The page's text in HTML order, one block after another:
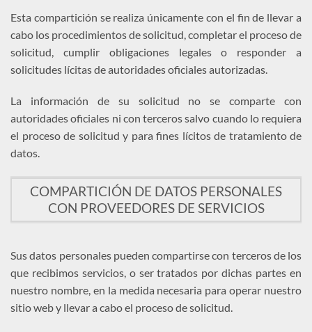
Esta compartición se realiza únicamente con el fin de llevar a
cabo los procedimientos de solicitud, completar el proceso de
solicitud, cumplir obligaciones legales o responder a
solicitudes lícitas de autoridades oficiales autorizadas.
La información de su solicitud no se comparte con
autoridades oficiales ni con terceros salvo cuando lo requiera
el proceso de solicitud y para fines lícitos de tratamiento de
datos.
COMPARTICIÓN DE DATOS PERSONALES
CON PROVEEDORES DE SERVICIOS
Sus datos personales pueden compartirse con terceros de los
que recibimos servicios, o ser tratados por dichas partes en
nuestro nombre, en la medida necesaria para operar nuestro
sitio web y llevar a cabo el proceso de solicitud.